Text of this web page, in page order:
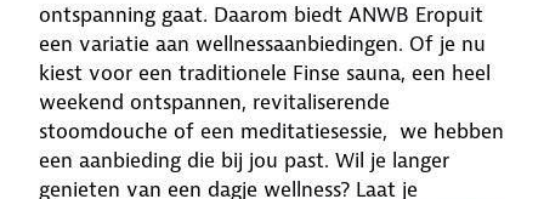
ontspanning gaat. Daarom biedt ANWB Eropuit
een variatie aan wellnessaanbiedingen. Of je nu
kiest voor een traditionele Finse sauna, een heel
weekend ontspannen, revitaliserende
stoomdouche of een meditatiesessie, we hebben
een aanbieding die bij jou past. Wil je langer
genieten van een dagje wellness? Laat je